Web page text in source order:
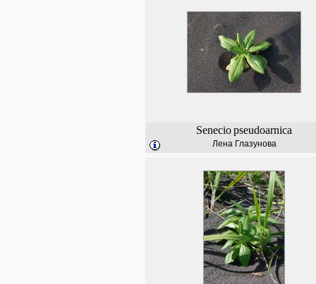
Seneciopseudoarnica
Лена Глазунова